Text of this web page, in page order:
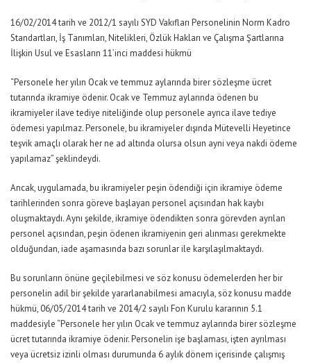
16/02/2014 tarih ve 2012/1 sayılı SYD Vakıfları Personelinin Norm Kadro
Standartları, İş Tanımları, Nitelikleri, Özlük Hakları ve Çalışma Şartlarına
İlişkin Usul ve Esasların 11’inci maddesi hükmü
“Personele her yılın Ocak ve temmuz aylarında birer sözleşme ücret
tutarında ikramiye ödenir. Ocak ve Temmuz aylarında ödenen bu
ikramiyeler ilave tediye niteliğinde olup personele ayrıca ilave tediye
ödemesi yapılmaz. Personele, bu ikramiyeler dışında Mütevelli Heyetince
teşvik amaçlı olarak her ne ad altında olursa olsun ayni veya nakdi ödeme
yapılamaz” şeklindeydi.
Ancak, uygulamada, bu ikramiyeler peşin ödendiği için ikramiye ödeme
tarihlerinden sonra göreve başlayan personel açısından hak kaybı
oluşmaktaydı. Aynı şekilde, ikramiye ödendikten sonra görevden ayrılan
personel açısından, peşin ödenen ikramiyenin geri alınması gerekmekte
olduğundan, iade aşamasında bazı sorunlar ile karşılaşılmaktaydı.
Bu sorunların önüne geçilebilmesi ve söz konusu ödemelerden her bir
personelin adil bir şekilde yararlanabilmesi amacıyla, söz konusu madde
hükmü, 06/05/2014 tarih ve 2014/2 sayılı Fon Kurulu kararının 5.1
maddesiyle “Personele her yılın Ocak ve temmuz aylarında birer sözleşme
ücret tutarında ikramiye ödenir. Personelin işe başlaması, işten ayrılması
veya ücretsiz izinli olması durumunda 6 aylık dönem içerisinde çalışmış